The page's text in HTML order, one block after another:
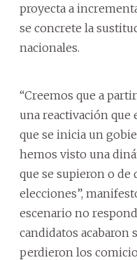
proyecta a
se concrete la
nacionales.
“Creemos que a
una reactivación que
que se inicia un
hemos visto una
que se supieron o de
elecciones”,
escenario no
candidatos acabaron
perdieron los